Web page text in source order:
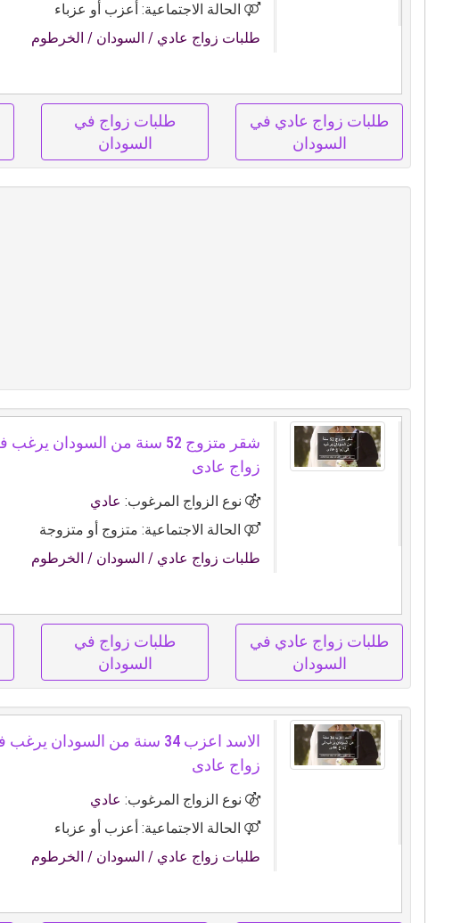
الحالة الاجتماعية: أعزب أو عزباء
طلبات زواج عادي / السودان / الخرطوم
طلبات زواج عادي في
السودان
طلبات زواج في
السودان
شقر متزوج 52 سنة من السودان
زواج عادى
نوع الزواج المرغوب: عادي
الحالة الاجتماعية: متزوج أو متزوجة
طلبات زواج عادي / السودان / الخرطوم
طلبات زواج عادي في
السودان
طلبات زواج في
السودان
الاسد اعزب 34 سنة من السودان
زواج عادى
نوع الزواج المرغوب: عادي
الحالة الاجتماعية: أعزب أو عزباء
طلبات زواج عادي / السودان / الخرطوم